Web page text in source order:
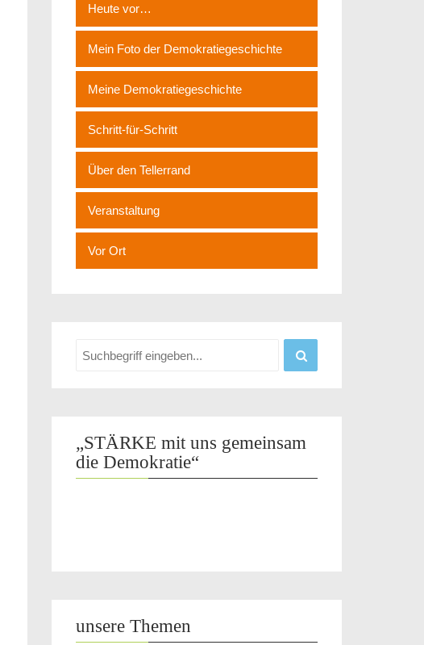
Heute vor…
Mein Foto der Demokratiegeschichte
Meine Demokratiegeschichte
Schritt-für-Schritt
Über den Tellerrand
Veranstaltung
Vor Ort
„STÄRKE mit uns gemeinsam
die Demokratie“
unsere Themen